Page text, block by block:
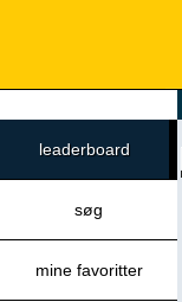
leaderboard
søg
mine favoritter